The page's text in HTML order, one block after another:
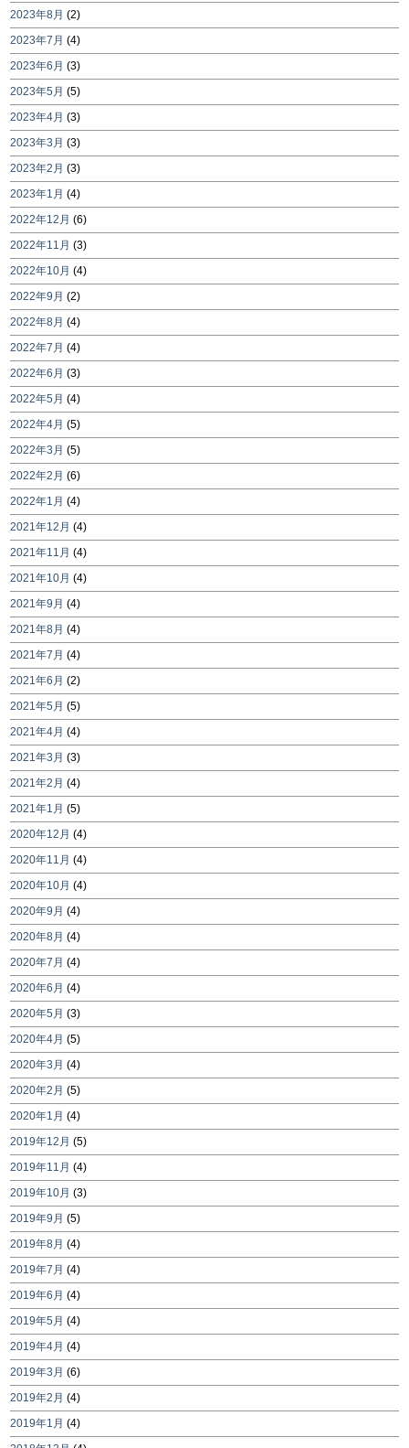
2023年8月 (2)
2023年7月 (4)
2023年6月 (3)
2023年5月 (5)
2023年4月 (3)
2023年3月 (3)
2023年2月 (3)
2023年1月 (4)
2022年12月 (6)
2022年11月 (3)
2022年10月 (4)
2022年9月 (2)
2022年8月 (4)
2022年7月 (4)
2022年6月 (3)
2022年5月 (4)
2022年4月 (5)
2022年3月 (5)
2022年2月 (6)
2022年1月 (4)
2021年12月 (4)
2021年11月 (4)
2021年10月 (4)
2021年9月 (4)
2021年8月 (4)
2021年7月 (4)
2021年6月 (2)
2021年5月 (5)
2021年4月 (4)
2021年3月 (3)
2021年2月 (4)
2021年1月 (5)
2020年12月 (4)
2020年11月 (4)
2020年10月 (4)
2020年9月 (4)
2020年8月 (4)
2020年7月 (4)
2020年6月 (4)
2020年5月 (3)
2020年4月 (5)
2020年3月 (4)
2020年2月 (5)
2020年1月 (4)
2019年12月 (5)
2019年11月 (4)
2019年10月 (3)
2019年9月 (5)
2019年8月 (4)
2019年7月 (4)
2019年6月 (4)
2019年5月 (4)
2019年4月 (4)
2019年3月 (6)
2019年2月 (4)
2019年1月 (4)